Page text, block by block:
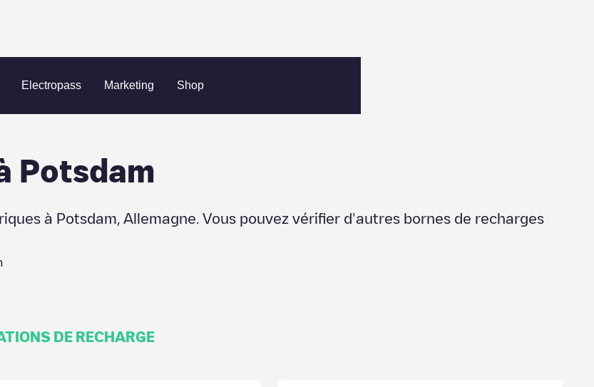
Electropass Marketing Shop
Potsdam
à Potsdam Allemagne . Vous pouvez vérifier d'autres bornes de recharges
DE RECHARGE